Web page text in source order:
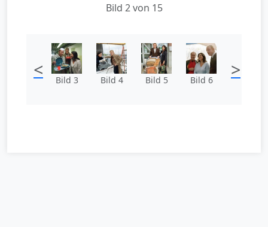
Bild 2 von 15
< Bild 3 Bild 4 Bild 5 Bild 6 >